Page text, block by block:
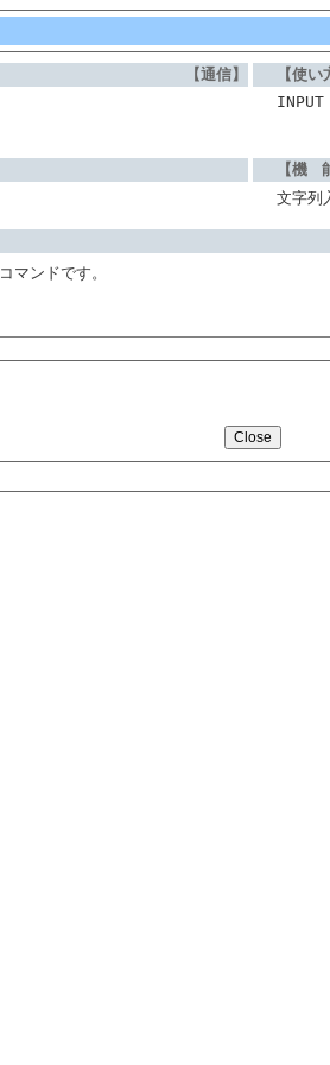
【通信】 【使い
【機
文字列
マンドです。